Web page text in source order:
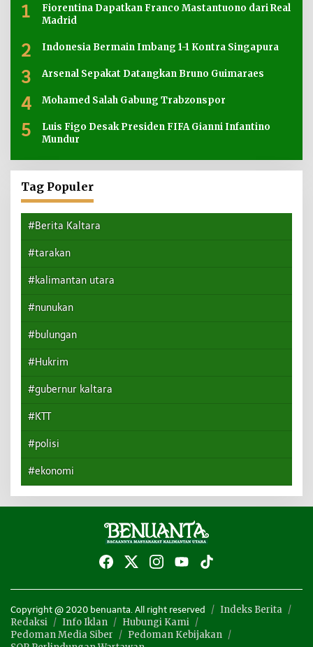
1
Fiorentina Dapatkan Franco Mastantuono dari Real
Madrid
2 Indonesia Bermain Imbang 1-1 Kontra Singapura
3 Arsenal Sepakat Datangkan Bruno Guimaraes
4 Mohamed Salah Gabung Trabzonspor
5
Luis Figo Desak Presiden FIFA Gianni Infantino
Mundur
Tag Populer
#Berita Kaltara
#tarakan
#kalimantan utara
#nunukan
#bulungan
#Hukrim
#gubernur kaltara
#KTT
#polisi
#ekonomi
Copyright @ 2020 benuanta. All right reserved
Indeks Berita
Redaksi
Info Iklan
Hubungi Kami
Pedoman Media Siber
Pedoman Kebijakan